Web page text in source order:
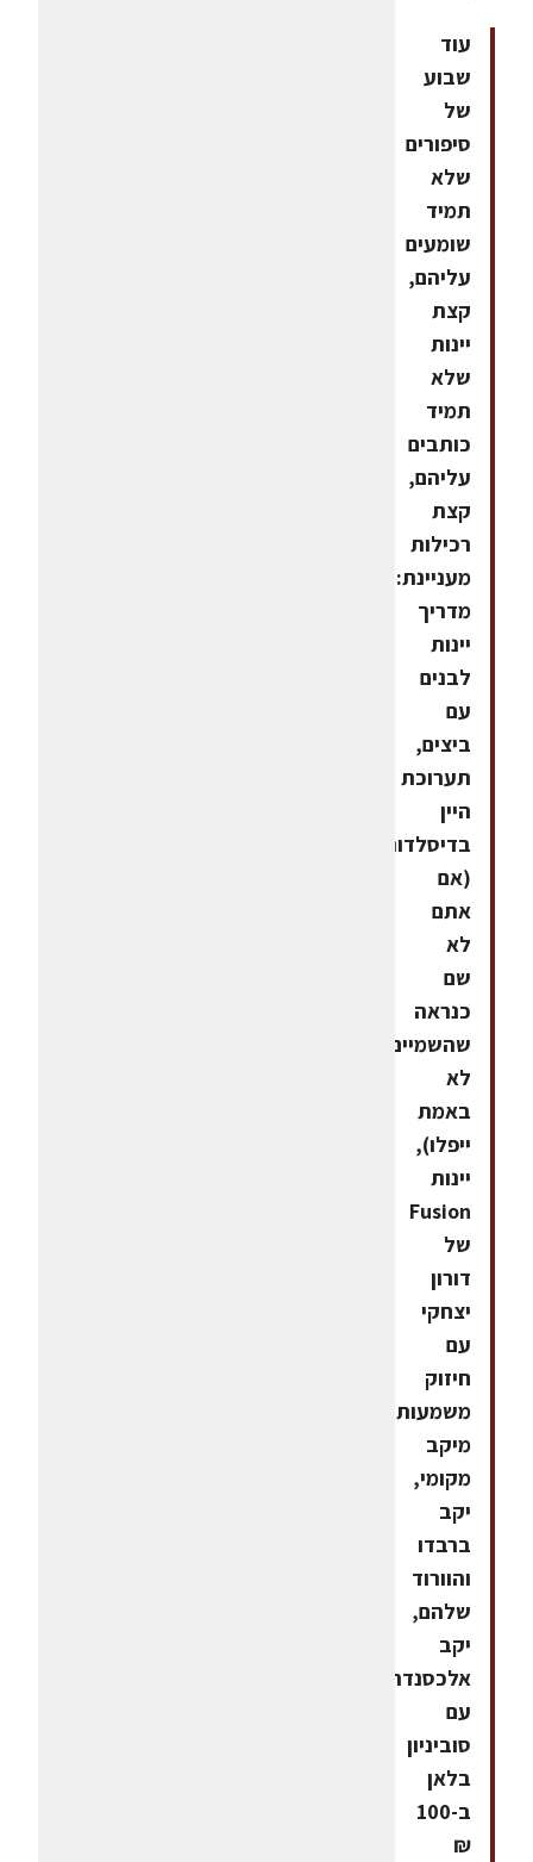
עוד
שבוע
של
סיפורים
שלא
תמיד
שומעים
עליהם,
קצת
יינות
שלא
תמיד
כותבים
עליהם,
קצת
רכילות
מעניינת:
מדריך
יינות
לבנים
עם
ביצים,
תערוכת
היין
בדיסלדורף
(אם
אתם
לא
שם
כנראה
שהשמיים
לא
באמת
ייפלו),
יינות
Fusion
של
דורון
יצחקי
עם
חיזוק
משמעותי
מיקב
מקומי,
יקב
ברבדו
והוורוד
שלהם,
יקב
אלכסנדר
עם
סוביניון
בלאן
ב-100
₪